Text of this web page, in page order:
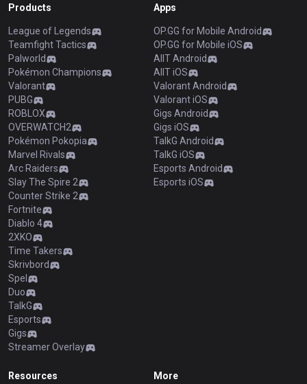
Products
League of Legends
Teamfight Tactics
Palworld
Pokémon Champions
Valorant
PUBG
ROBLOX
OVERWATCH2
Pokémon Pokopia
Marvel Rivals
Arc Raiders
Slay The Spire 2
Counter Strike 2
Fortnite
Diablo 4
2XKO
Time Takers
Skrivbord
Spel
Duo
TalkG
Esports
Gigs
Streamer Overlay
Apps
OP.GG for Mobile Android
OP.GG for Mobile iOS
AllT Android
AllT iOS
Valorant Android
Valorant iOS
Gigs Android
Gigs iOS
TalkG Android
TalkG iOS
Esports Android
Esports iOS
Resources More